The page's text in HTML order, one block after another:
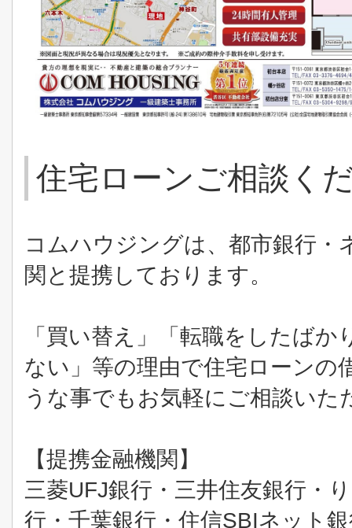
住宅ローンご相談く
コムハウジングは、都市銀行・
関と提携しております。
「買い替え」「転職をしたば
ない」等の理由で住宅ローンの
うな事でもお気軽にご相談いた
【提携金融機関】
三菱UFJ銀行・三井住友銀行・
行・千葉銀行・住信SBIネット